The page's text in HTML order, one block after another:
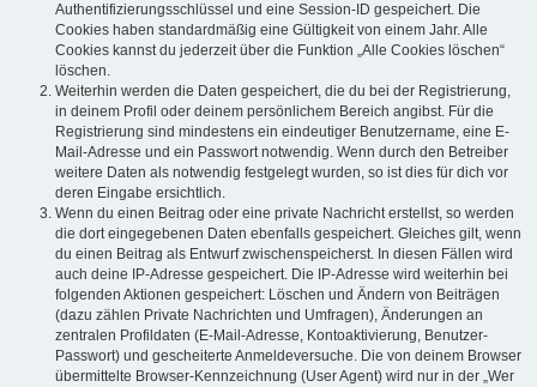
Authentifizierungsschlüssel und eine Session-ID gespeichert. Die
Cookies haben standardmäßig eine Gültigkeit von einem Jahr. Alle
Cookies kannst du jederzeit über die Funktion „Alle Cookies löschen“
löschen.
Weiterhin werden die Daten gespeichert, die du bei der Registrierung,
in deinem Profil oder deinem persönlichem Bereich angibst. Für die
Registrierung sind mindestens ein eindeutiger Benutzername, eine E-
Mail-Adresse und ein Passwort notwendig. Wenn durch den Betreiber
weitere Daten als notwendig festgelegt wurden, so ist dies für dich vor
deren Eingabe ersichtlich.
Wenn du einen Beitrag oder eine private Nachricht erstellst, so werden
die dort eingegebenen Daten ebenfalls gespeichert. Gleiches gilt, wenn
du einen Beitrag als Entwurf zwischenspeicherst. In diesen Fällen wird
auch deine IP-Adresse gespeichert. Die IP-Adresse wird weiterhin bei
folgenden Aktionen gespeichert: Löschen und Ändern von Beiträgen
(dazu zählen Private Nachrichten und Umfragen), Änderungen an
zentralen Profildaten (E-Mail-Adresse, Kontoaktivierung, Benutzer-
Passwort) und gescheiterte Anmeldeversuche. Die von deinem Browser
übermittelte Browser-Kennzeichnung (User Agent) wird nur in der „Wer